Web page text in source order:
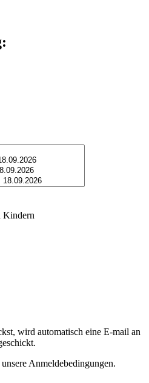
Kindern
wird automatisch eine E-mail an
Anmeldebedingungen.